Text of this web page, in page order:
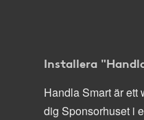
Installera
Handla Smart är ett
dig Sponsorhuset i